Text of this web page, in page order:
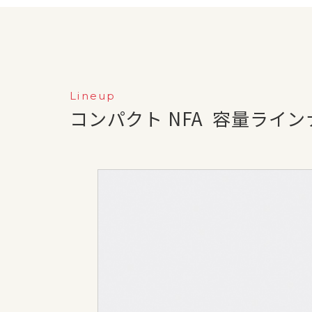
Lineup
コンパクト NFA 容量ライン